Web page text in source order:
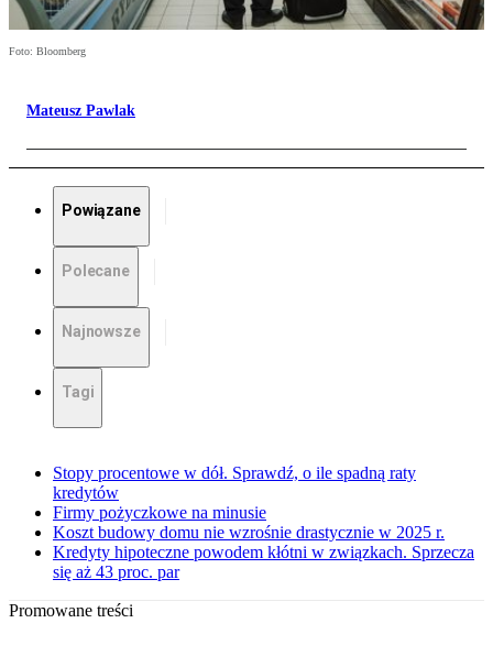
Foto: Bloomberg
Mateusz Pawlak
Powiązane
Polecane
Najnowsze
Tagi
Stopy procentowe w dół. Sprawdź, o ile spadną raty
kredytów
Firmy pożyczkowe na minusie
Koszt budowy domu nie wzrośnie drastycznie w 2025 r.
Kredyty hipoteczne powodem kłótni w związkach. Sprzecza
się aż 43 proc. par
Promowane treści